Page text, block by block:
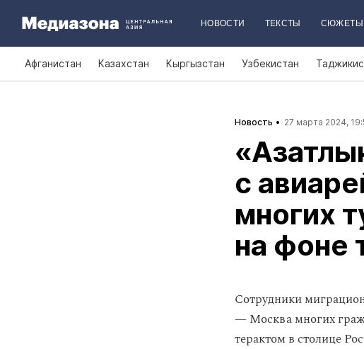
НОВОСТИ ТЕКСТЫ СЮЖЕТЫ
Афганистан Казахстан Кыргызстан Узбекистан
Новость 27 марта 2024,
с
многих
на фоне
Сотрудники
— Москва многих
терактом в столице